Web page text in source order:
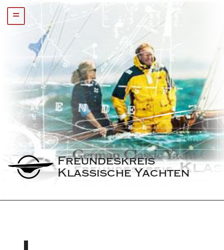
=
Freundeskreis
Klassische Yachten